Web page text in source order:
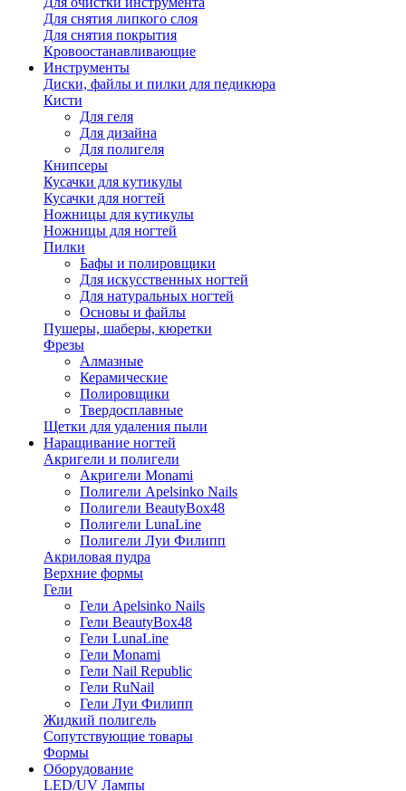
Для снятия липкого слоя
Для снятия покрытия
Кровоостанавливающие
Инструменты
Диски, файлы и пилки для педикюра
Кисти
Для геля
Для дизайна
Для полигеля
Книпсеры
Кусачки для кутикулы
Кусачки для ногтей
Ножницы для кутикулы
Ножницы для ногтей
Пилки
Бафы и полировщики
Для искусственных ногтей
Для натуральных ногтей
Основы и файлы
Пушеры, шаберы, кюретки
Фрезы
Алмазные
Керамические
Полировщики
Твердосплавные
Щетки для удаления пыли
Наращивание ногтей
Акригели и полигели
Акригели Monami
Полигели Apelsinko Nails
Полигели BeautyBox48
Полигели LunaLine
Полигели Луи Филипп
Акриловая пудра
Верхние формы
Гели
Гели Apelsinko Nails
Гели BeautyBox48
Гели LunaLine
Гели Monami
Гели Nail Republic
Гели RuNail
Гели Луи Филипп
Жидкий полигель
Сопутствующие товары
Формы
Оборудование
LED/UV Лампы